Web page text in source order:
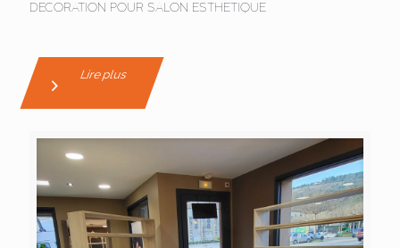
DECORATION POUR SALON ESTHETIQUE
Lire plus